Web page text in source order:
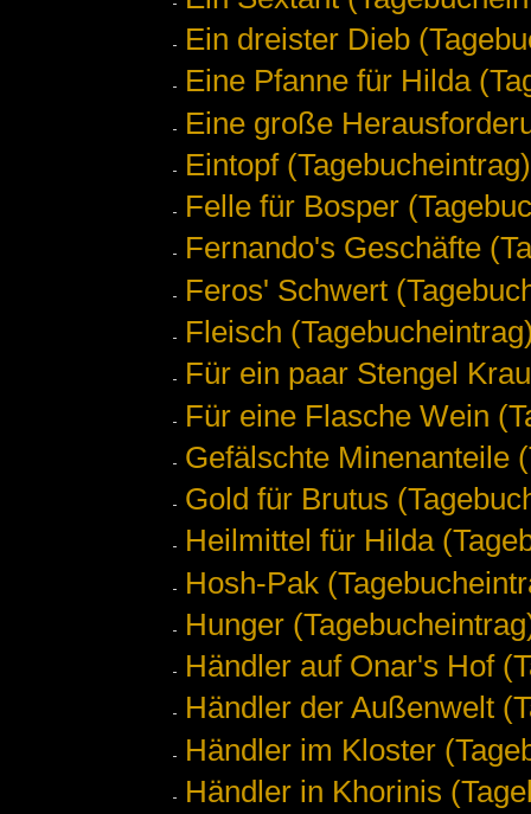
Ein dreister Dieb
Eine Pfanne für Hilda
Eine große
Eintopf (Tagebucheintrag)
Felle für Bosper
Fernando's Geschäfte
Feros' Schwert
Fleisch
Für ein paar Stengel
Für eine Flasche Wein
Gefälschte Minenanteile
Gold für Brutus
Heilmittel für Hilda
Hosh-Pak
Hunger
Händler auf Onar's Hof
Händler der Außenwelt
Händler im Kloster
Händler in Khorinis